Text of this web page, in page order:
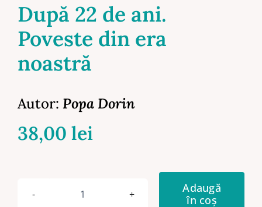
După 22 de ani.
Poveste din era
noastră
Autor: Popa Dorin
38,00 lei
Cantitate
Adaugă
în coș